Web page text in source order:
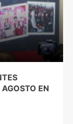
EN